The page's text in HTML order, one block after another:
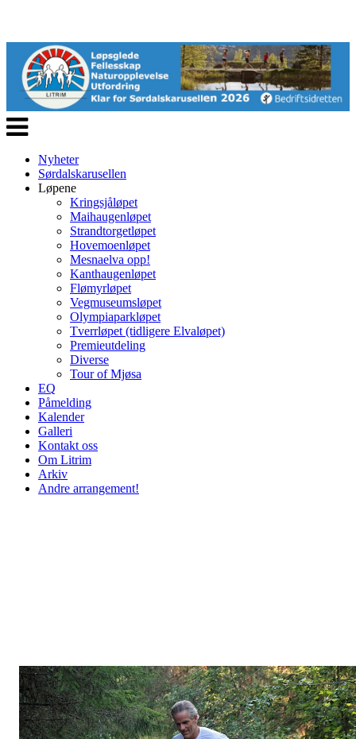
Veksle
navigasjon
Nyheter
Sørdalskarusellen
Løpene
Kringsjåløpet
Maihaugenløpet
Strandtorgetløpet
Hovemoenløpet
Mesnaelva opp!
Kanthaugenløpet
Flømyrløpet
Vegmuseumsløpet
Olympiaparkløpet
Tverrløpet (tidligere Elvaløpet)
Premieutdeling
Diverse
Tour of Mjøsa
EQ
Påmelding
Kalender
Galleri
Kontakt oss
Om Litrim
Arkiv
Andre arrangement!